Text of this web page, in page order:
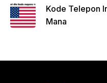
Kode Telepon
Mana